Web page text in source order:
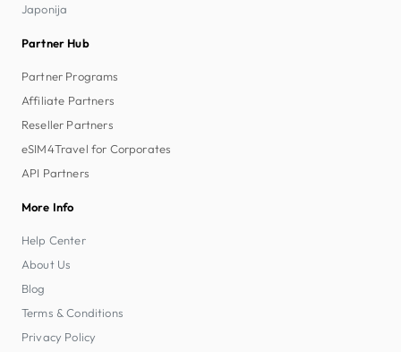
Japonija
Partner Hub
Partner Programs
Affiliate Partners
Reseller Partners
eSIM4Travel for Corporates
API Partners
More Info
Help Center
About Us
Blog
Terms & Conditions
Privacy Policy